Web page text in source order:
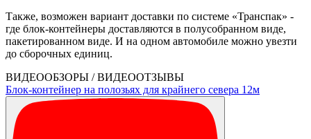
Также, возможен вариант доставки по системе «Транспак» -
где блок-контейнеры доставляются в полусобранном виде,
пакетированном виде. И на одном автомобиле можно увезти
до сборочных единиц.
ВИДЕООБЗОРЫ / ВИДЕООТЗЫВЫ
Блок-контейнер на полозьях для крайнего севера 12м